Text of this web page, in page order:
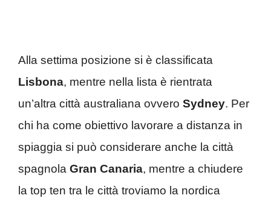
Alla settima posizione si è classificata
Lisbona, mentre nella lista è rientrata
un’altra città australiana ovvero Sydney. Per
chi ha come obiettivo lavorare a distanza in
spiaggia si può considerare anche la città
spagnola Gran Canaria, mentre a chiudere
la top ten tra le città troviamo la nordica